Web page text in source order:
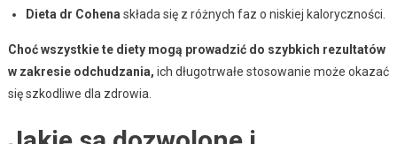
Dieta dr Cohena składa się z różnych faz o niskiej kaloryczności.
Choć wszystkie te diety mogą prowadzić do szybkich rezultatów
w zakresie odchudzania, ich długotrwałe stosowanie może okazać
się szkodliwe dla zdrowia.